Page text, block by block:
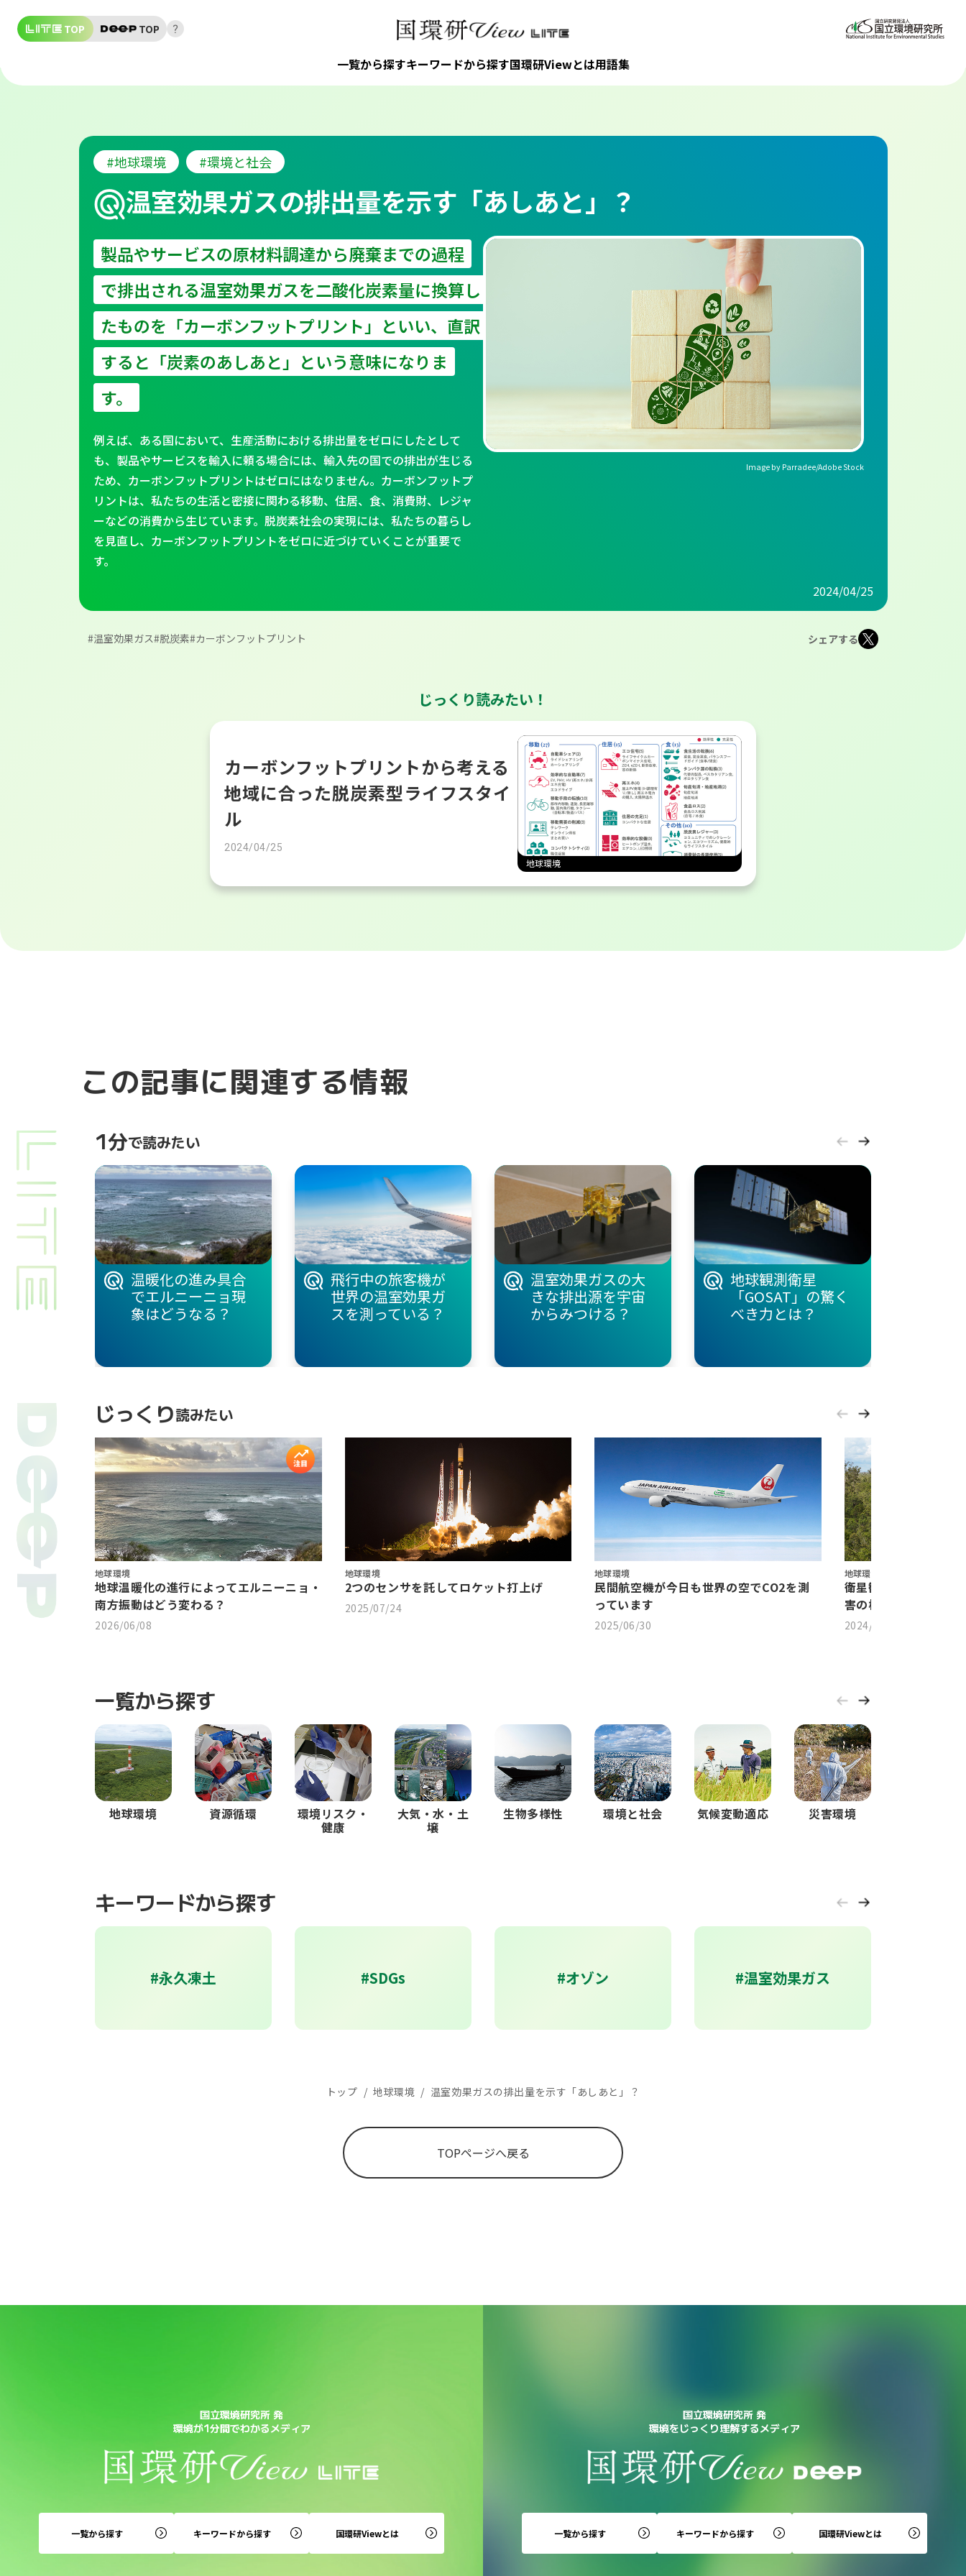
TOP TOP
一覧から探すキーワードから探す国環研Viewとは用語集
#地球環境 #環境と社会
温室効果ガスの排出量を示す「あしあと」？
製品やサービスの原材料調達から廃棄までの過程
で排出される温室効果ガスを二酸化炭素量に換算し
たものを「カーボンフットプリント」といい、直訳
すると「炭素のあしあと」という意味になりま
す。
例えば、ある国において、生産活動における排出量をゼロにしたとして
も、製品やサービスを輸入に頼る場合には、輸入先の国での排出が生じる
ため、カーボンフットプリントはゼロにはなりません。カーボンフットプ
リントは、私たちの生活と密接に関わる移動、住居、食、消費財、レジャ
ーなどの消費から生じています。脱炭素社会の実現には、私たちの暮らし
を見直し、カーボンフットプリントをゼロに近づけていくことが重要で
す。
Image by Parradee/Adobe Stock
2024/04/25
#温室効果ガス#脱炭素#カーボンフットプリント シェアする
じっくり読みたい！
カーボンフットプリントから考える
地域に合った脱炭素型ライフスタイ
ル
2024/04/25
地球環境
この記事に関連する情報
1分で読みたい
温暖化の進み具合
でエルニーニョ現
象はどうなる？
飛行中の旅客機が
世界の温室効果ガ
スを測っている？
温室効果ガスの大
きな排出源を宇宙
からみつける？
地球観測衛星
「GOSAT」の驚く
べき力とは？
じっくり読みたい
地球環境
地球温暖化の進行によってエルニーニョ・
南方振動はどう変わる？
2026/06/08
地球環境
2つのセンサを託してロケット打上げ
2025/07/24
地球環境
民間航空機が今日も世界の空でCO2を測
っています
2025/06/30
地球環境
衛星観測を用いたボ
害の検出
2024/08/26
一覧から探す
地球環境 資源循環 環境リスク・
健康
大気・水・土
壌
生物多様性 環境と社会 気候変動適応 災害環境
キーワードから探す
#永久凍土 #SDGs #オゾン #温室効果ガス
トップ / 地球環境 / 温室効果ガスの排出量を示す「あしあと」？
TOPページへ戻る
国立環境研究所 発
環境が1分間でわかるメディア
一覧から探す キーワードから探す 国環研Viewとは
国立環境研究所 発
環境をじっくり理解するメディア
一覧から探す キーワードから探す 国環研Viewとは